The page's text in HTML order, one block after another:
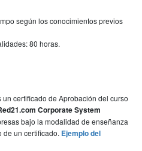
según los conocimientos previos
80 horas.
certificado de Aprobación del curso
Corporate System
bajo la modalidad de enseñanza
de un certificado. Ejemplo del